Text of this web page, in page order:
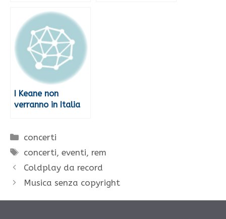
I Keane non
verranno in Italia
Categorie
concerti
Tag
concerti,eventi, rem
Coldplay da record
Musica senza copyright